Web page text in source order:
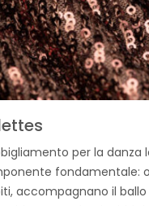
per la danza
fondamentale:
accompagnano il